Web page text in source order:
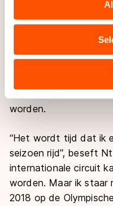
uw gebruik van onze
combineren met
verstrekt of die zij
Sommige partners
landen buiten de EU,
adequaat
En dat deed de rijder
voorlopig resultaat
nieuwe seizoen. Ntab
verschijnt over iets
topconditie aan de
worden.
“Het wordt tijd dat ik
seizoen rijd”, beseft
internationale circuit
worden. Maar ik staar
2018 op de